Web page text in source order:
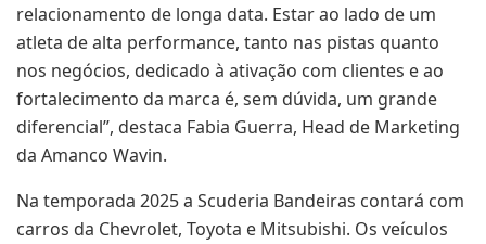
relacionamento de longa data. Estar ao lado de um
atleta de alta performance, tanto nas pistas quanto
nos negócios, dedicado à ativação com clientes e ao
fortalecimento da marca é, sem dúvida, um grande
diferencial”, destaca Fabia Guerra, Head de Marketing
da Amanco Wavin.
Na temporada 2025 a Scuderia Bandeiras contará com
carros da Chevrolet, Toyota e Mitsubishi. Os veículos